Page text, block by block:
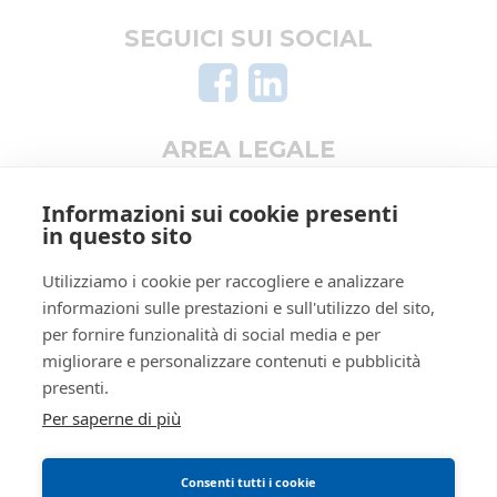
LIQUIDAZIONE GIUDIZIALE
(CCI)
22
2025
SOGGETTI
Vendite
Giudiziarie
RSSRCC64B29A509I
Istituto vendite giudiziarie di
true
SEGUICI SUI SOCIAL
AREA LEGALE
Trattamento dati personali
Regolamento di partecipazione alle vendite
telematiche
Informativa cookie
Manuale operativo
Informazioni sui cookie presenti
in questo sito
Utilizziamo i cookie per raccogliere e analizzare
informazioni sulle prestazioni e sull'utilizzo del sito,
per fornire funzionalità di social media e per
migliorare e personalizzare contenuti e pubblicità
presenti.
Per saperne di più
Consenti tutti i cookie